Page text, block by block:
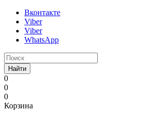
Вконтакте
Viber
Viber
WhatsApp
Найти
0
0
0
Корзина